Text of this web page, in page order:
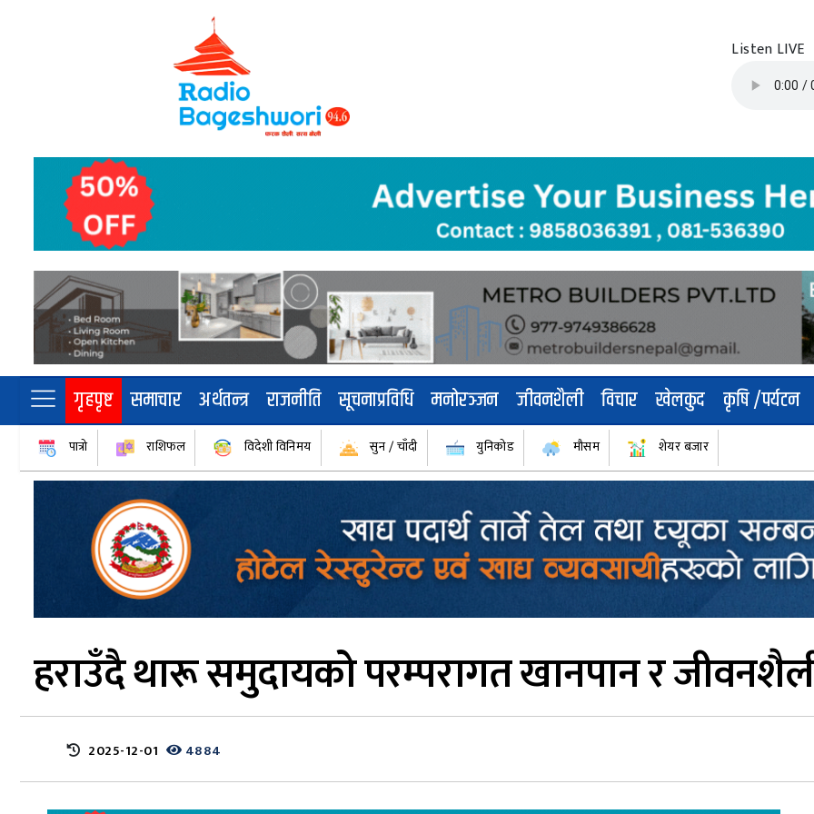
Listen LIVE
गृहपृष्ट समाचार अर्थतन्त्र राजनीति सूचनाप्रविधि मनोरञ्जन जीवनशैली विचार खेलकुद कृषि /पर्यटन
पात्रो राशिफल विदेशी विनिमय सुन / चाँदी युनिकोड मौसम शेयर बजार
हराउँदै थारू समुदायको परम्परागत खानपान र
2025-12-01 4884